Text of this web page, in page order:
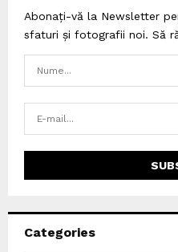
Abonați-vă la Newsletter
sfaturi și fotografii noi. Să
Categories